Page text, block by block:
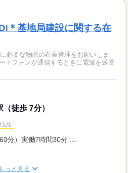
＊基地局建設に関する在
必要な物品の在庫管理をお願いしま
徒歩 7分）
支給
分）実働7時間30分 ...
っと見る